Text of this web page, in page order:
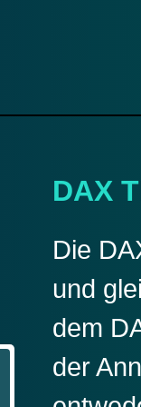
DAX
Die
und
dem
der